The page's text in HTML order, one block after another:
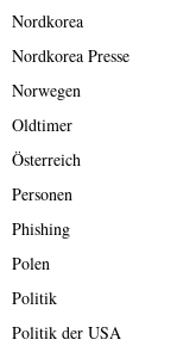
Nordkorea
Nordkorea Presse
Norwegen
Oldtimer
Österreich
Personen
Phishing
Polen
Politik
Politik der USA